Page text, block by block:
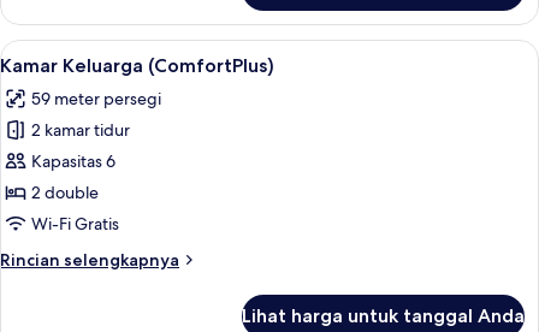
Kamar
Keluarga
(ClassicPlus)
Lihat
semua
foto
untuk
Kamar
Keluarga
(ComfortPlus)
Kamar Keluarga (ComfortPlus) |
4
Kamar Keluarga (ComfortPlus)
59 meter persegi
2 kamar tidur
Kapasitas 6
2 double
Wi-Fi Gratis
Rincian selengkapnya
Rincian
Lihat harga untuk tanggal Anda